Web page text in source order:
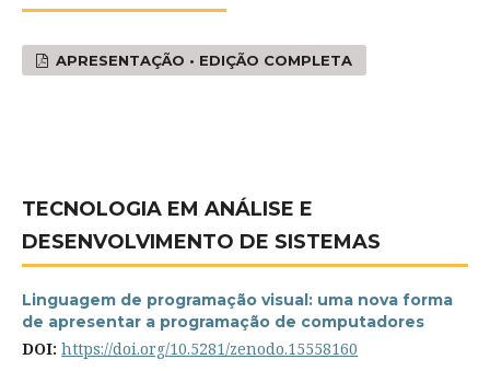
APRESENTAÇÃO • EDIÇÃO COMPLETA
TECNOLOGIA EM ANÁLISE E
DESENVOLVIMENTO DE SISTEMAS
Linguagem de programação visual: uma nova forma
de apresentar a programação de computadores
DOI: https://doi.org/10.5281/zenodo.15558160